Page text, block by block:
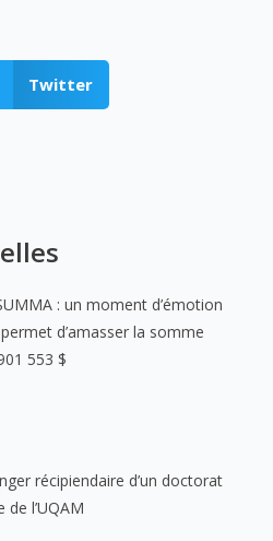
Twitter
: un moment d’émotion
d’amasser la somme
553 $
récipiendaire d’un doctorat
l’UQAM